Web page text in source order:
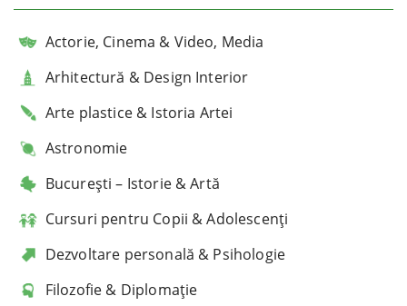
Actorie, Cinema & Video, Media
Arhitectură & Design Interior
Arte plastice & Istoria Artei
Astronomie
București – Istorie & Artă
Cursuri pentru Copii & Adolescenți
Dezvoltare personală & Psihologie
Filozofie & Diplomație